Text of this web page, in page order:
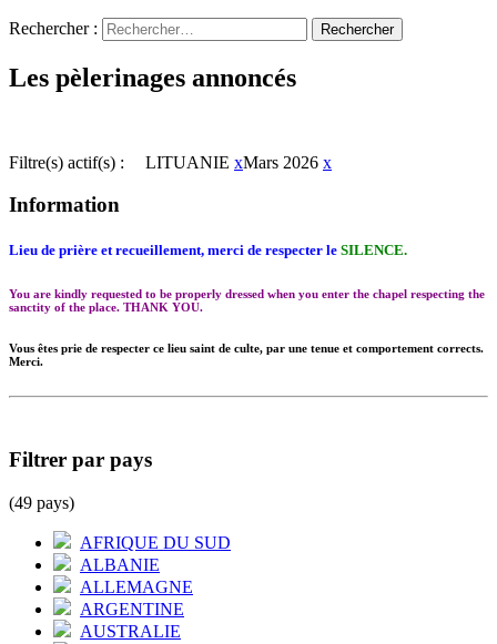
Rechercher :
Les pèlerinages annoncés
Filtre(s) actif(s) : LITUANIE xMars 2026 x
Information
Lieu de prière et recueillement, merci de respecter le SILENCE.
You are kindly requested to be properly dressed when you enter the chapel respecting the
sanctity of the place. THANK YOU.
Vous êtes prie de respecter ce lieu saint de culte, par une tenue et comportement corrects.
Merci.
Filtrer par pays
(49 pays)
AFRIQUE DU SUD
ALBANIE
ALLEMAGNE
ARGENTINE
AUSTRALIE